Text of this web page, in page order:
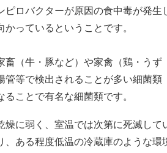
ピロバクターが原因の食中毒が発生
かっているということです。
畜（牛・豚など）や家禽（鶏・うず
管等で検出されることが多い細菌類
ことで有名な細菌類です。
燥に弱く、室温では次第に死滅して
、ある程度低温の冷蔵庫のような環